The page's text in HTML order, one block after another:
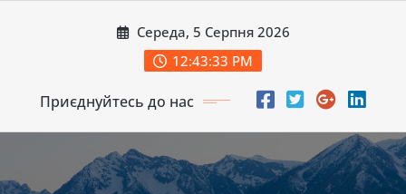
Середа, 5 Серпня 2026
12:43:35 PM
Приєднуйтесь до нас